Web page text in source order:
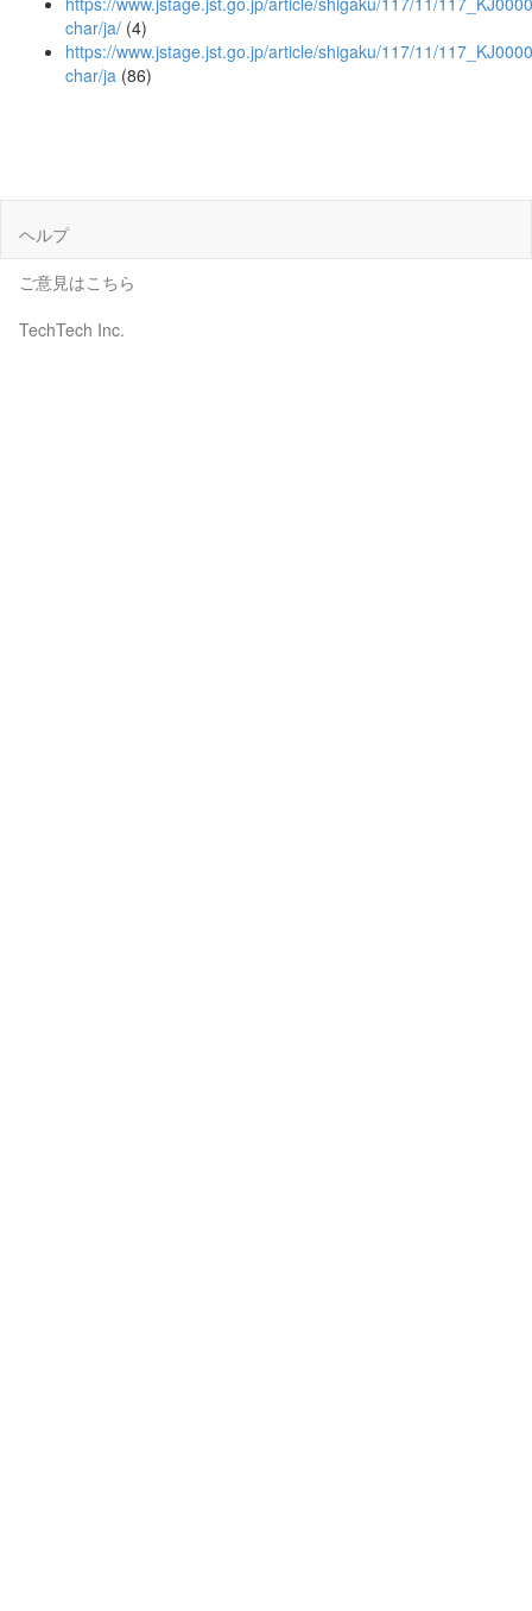
char/ja/ (4)
https://www.jstage.jst.go.jp/article/shigaku/117/11/
char/ja (86)
ヘルプ
ご意見はこちら
TechTech Inc.